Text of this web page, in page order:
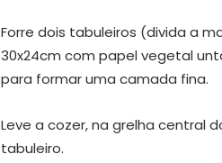
Forre dois tabuleiros (divida a
30x24cm com papel vegetal
para formar uma camada fina.
Leve a cozer, na grelha central
tabuleiro.